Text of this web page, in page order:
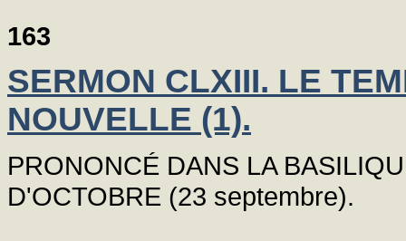
163
SERMON CLXIII. LE
NOUVELLE (1).
PRONONCÉ DANS LA
D'OCTOBRE (23 septembre).